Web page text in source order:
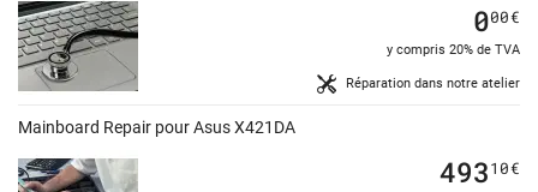
Réparation dans notre atelier
000€
y compris 20% de TVA
Mainboard Repair pour Asus X421DA
49310€